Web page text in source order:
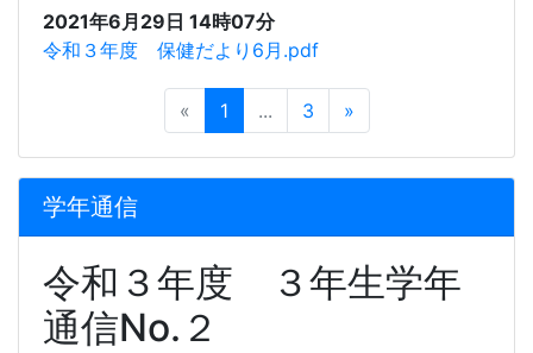
2021年6月29日 14時07分
令和３年度 保健だより6月.pdf
« 1 ... 3 »
学年通信
令和３年度 ３年生学年
通信No.２